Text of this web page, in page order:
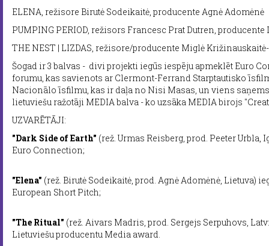
ELENA, režisore Birutė Sodeikaitė, producente Agnė Adomėnė
PUMPING PERIOD, režisors Francesc Prat Dutren, producente
THE NEST | LIZDAS, režisore/producente Miglė
Šogad ir 3 balvas - divi projekti iegūs iespēju apmeklēt Euro
forumu, kas savienots ar Clermont-Ferrand Starptautisko
Nacionālo īsfilmu, kas ir daļa no Nisi Masas, un viens
lietuviešu ražotāji MEDIA balva - ko uzsāka MEDIA birojs
UZVARĒTĀJI:
"Dark Side of Earth" (rež. Urmas Reisberg, prod. Peeter Urbla,
Euro Connection;
"Elena" (rež. Birutė Sodeikaitė, prod. Agnė Adomėnė, Lietuva)
European Short Pitch;
"The Ritual" (rež. Aivars Madris, prod. Sergejs Serpuhovs,
Lietuviešu producentu Media award.